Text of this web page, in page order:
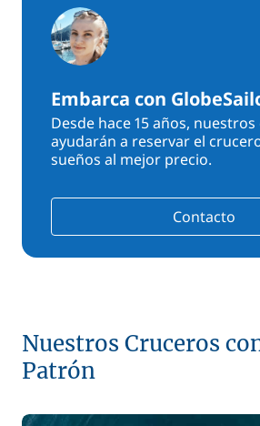
Embarca con
Desde hace 15 años,
ayudarán a reservar el
sueños al mejor precio.
Contacto
Nuestros Cruceros
Patrón